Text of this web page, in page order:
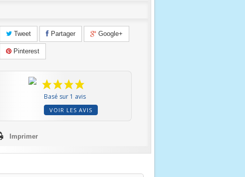
Tweet Partager Google+
Pinterest
Basé sur 1 avis
VOIR LES AVIS
Imprimer